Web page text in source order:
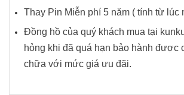
Thay Pin Miễn phí 5 năm ( tính từ lúc
Đồng hồ của quý khách mua tại
hỏng khi đã quá hạn bảo hành được
chữa với mức giá ưu đãi.